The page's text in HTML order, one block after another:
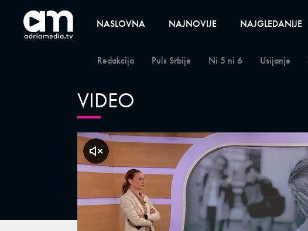
NASLOVNA NAJNOVIJE NAJGLEDANIJE
Redakcija Puls Srbije Ni 5 ni 6 Usijanje
VIDEO
klikni za zvuk